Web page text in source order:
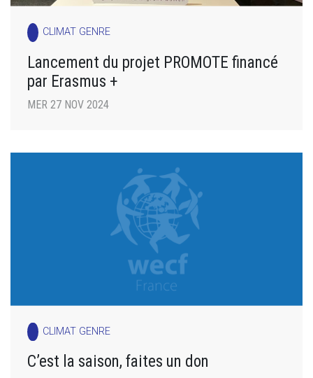
CLIMAT GENRE
Lancement du projet PROMOTE financé
par Erasmus +
MER 27 NOV 2024
CLIMAT GENRE
C’est la saison, faites un don